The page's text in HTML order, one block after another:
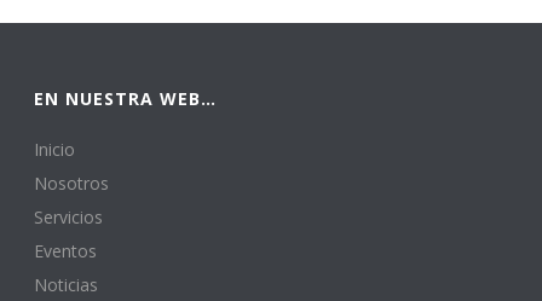
EN NUESTRA WEB…
Inicio
Nosotros
Servicios
Eventos
Noticias